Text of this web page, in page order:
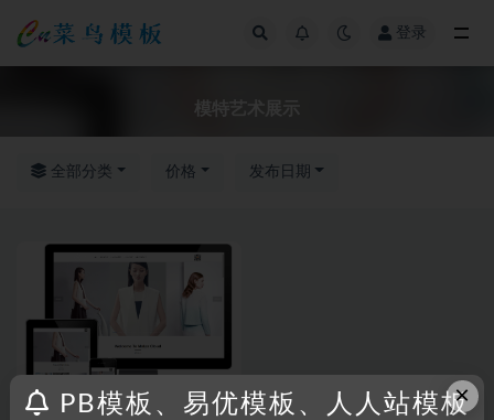
登录
模特艺术展示
全部分类 价格 发布日期
×
PB模板、易优模板、人人站模板